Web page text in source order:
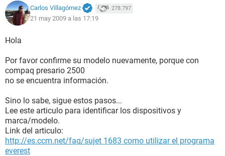
Carlos Villagómez 278.797
21 may 2009 a las 17:19
Hola
Por favor confirme su modelo nuevamente, porque con
compaq presario 2500
no se encuentra información.
Sino lo sabe, sigue estos pasos...
Lee este articulo para identificar los dispositivos y
marca/modelo.
Link del articulo:
http://es.ccm.net/faq/sujet 1683 como utilizar el programa
everest